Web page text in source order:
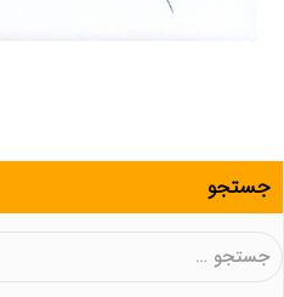
جستجو
جستجو